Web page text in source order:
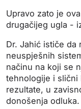
Upravo zato je
drugačijeg ugla -
Dr. Jahić ističe da
neuspješnih
načinu na koji se
tehnologije i slični
rezultate, u
donošenja odluka.